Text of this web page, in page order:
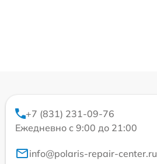
+7 (831) 231-09-76
Ежедневно с 9:00 до 21:00
info@polaris-repair-center.ru